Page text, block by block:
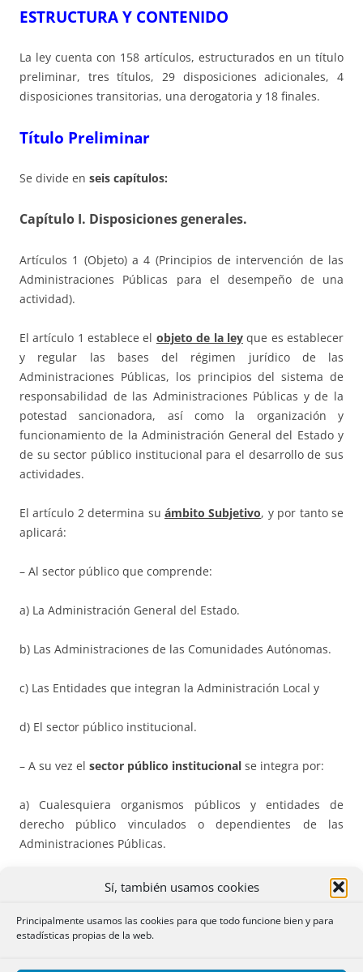
Sí, también usamos cookies
Principalmente usamos las cookies para que todo funcione bien y para
estadísticas propias de la web.
ESTRUCTURA Y CONTENIDO
La ley cuenta con 158 artículos, estructurados en un título
preliminar, tres títulos, 29 disposiciones adicionales, 4
disposiciones transitorias, una derogatoria y 18 finales.
Título Preliminar
Se divide en seis capítulos:
Capítulo I. Disposiciones generales.
Artículos 1 (Objeto) a 4 (Principios de intervención de las
Administraciones Públicas para el desempeño de una
actividad).
El artículo 1 establece el objeto de la leyque es establecer
y regular las bases del régimen jurídico de las
Administraciones Públicas, los principios del sistema de
responsabilidad de las Administraciones Públicas y de la
potestad sancionadora, así como la organización y
funcionamiento de la Administración General del Estado y
de su sector público institucional para el desarrollo de sus
actividades.
El artículo 2 determina su ámbito Subjetivo, y por tanto se
aplicará:
– Al sector público que comprende:
a) La Administración General del Estado.
b) Las Administraciones de las Comunidades Autónomas.
c) Las Entidades que integran la Administración Local y
d) El sector público institucional.
– A su vez el sector público institucional se integra por:
a) Cualesquiera organismos públicos y entidades de
derecho público vinculados o dependientes de las
Administraciones Públicas.
b) Las entidades de derecho privado vinculadas o
c) Las Universidades públicas que se regirán por su